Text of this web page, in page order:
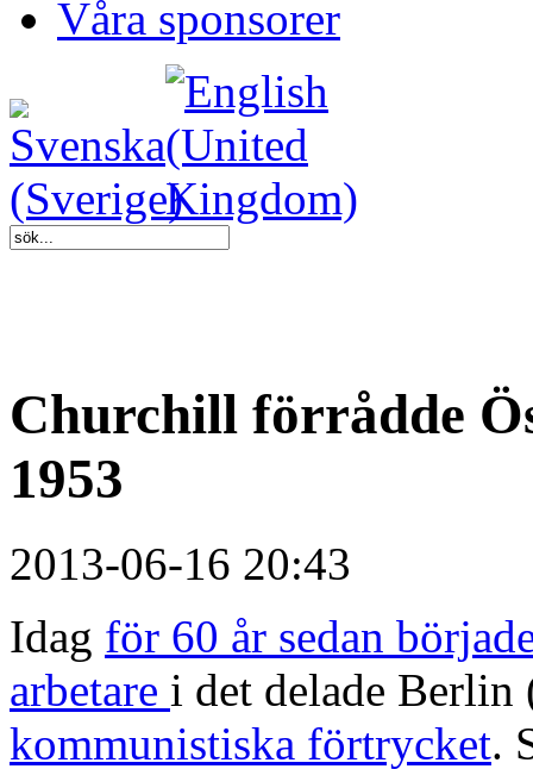
Våra sponsorer
Churchill förrådde
1953
2013-06-16 20:43
Idag för 60 år sedan
arbetare i det delade
kommunistiska förtrycket.